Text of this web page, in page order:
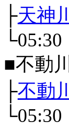
├天神
└05:30
■不動川
├不動川
└05:30